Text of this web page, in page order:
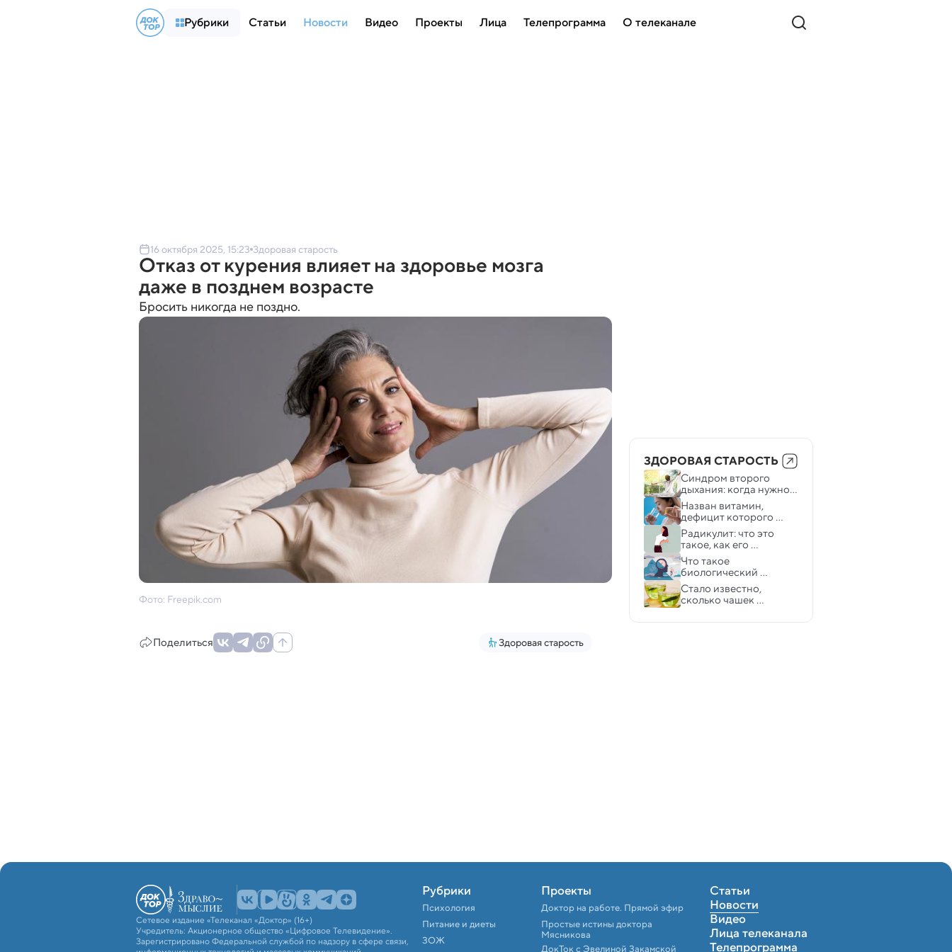
Рубрики Статьи Новости Видео Проекты Лица Телепрограмма О телеканале
16 октября 2025, 15:23 Здоровая старость
Отказ от курения влияет на здоровье мозга
даже в позднем возрасте
Бросить никогда не поздно.
Фото: Freepik.com
Поделиться Здоровая старость
ЗДОРОВАЯ СТАРОСТЬ
Синдром второго
дыхания: когда нужно
лечь, чтобы выспаться
Назван витамин,
дефицит которого
вызывает проблемы с
мозгом
Радикулит: что это
такое, как его
распознать и как
облегчить боль в спине
Что такое
биологический
возраст и его основная
проблема
Стало известно,
сколько чашек
защищают человека от
Сетевое издание «Телеканал «Доктор» (16+)
Учредитель: Акционерное общество «Цифровое Телевидение».
Зарегистрировано Федеральной службой по надзору в сфере связи,
Рубрики
Психология
Питание и диеты
ЗОЖ
Проекты
Доктор на работе. Прямой эфир
Простые истины доктора
Мясникова
ДокТок с Эвелиной Закамской
Статьи
Новости
Видео
Лица телеканала
Телепрограмма